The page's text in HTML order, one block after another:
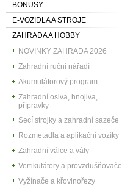
BONUSY
E-VOZIDLA A STROJE
ZAHRADA A HOBBY
NOVINKY ZAHRADA 2026
Zahradní ruční nářadí
Akumulátorový program
Zahradní osiva, hnojiva,
přípravky
Secí strojky a zahradní sazeče
Rozmetadla a aplikační vozíky
Zahradní válce a vály
Vertikutátory a provzdušňovače
Vyžínače a křovinořezy